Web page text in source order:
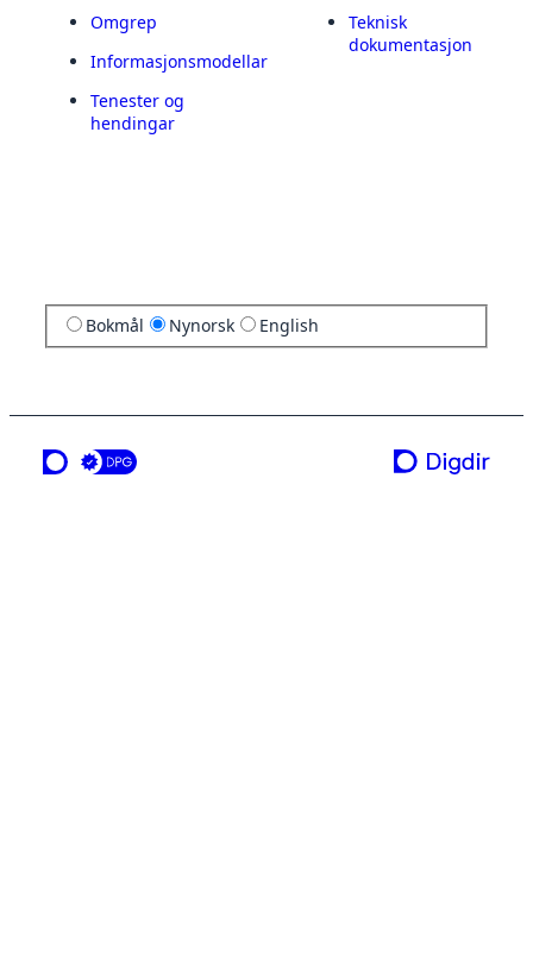
Omgrep
Informasjonsmodellar
Tenester og
hendingar
Teknisk
dokumentasjon
Bokmål Nynorsk English